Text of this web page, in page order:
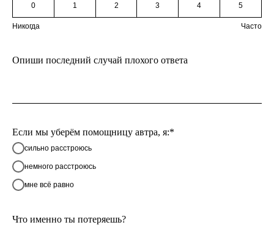
0 1 2 3 4 5
Никогда Часто
Опиши последний случай плохого ответа
Если мы уберём помощницу автра, я:*
сильно расстроюсь
немного расстроюсь
мне всё равно
Что именно ты потеряешь?